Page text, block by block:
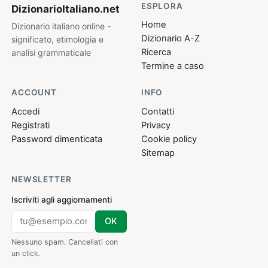
DizionarioItaliano.net
Dizionario italiano online -
significato, etimologia e
analisi grammaticale
ESPLORA
Home
Dizionario A-Z
Ricerca
Termine a caso
ACCOUNT
Accedi
Registrati
Password dimenticata
INFO
Contatti
Privacy
Cookie policy
Sitemap
NEWSLETTER
Iscriviti agli aggiornamenti
OK
Nessuno spam. Cancellati con
un click.